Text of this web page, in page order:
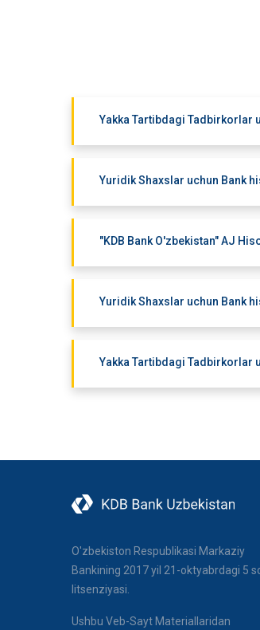
Yakka Tartibdagi Tadbirkorlar
Yuridik Shaxslar uchun Bank
"KDB Bank O'zbekistan" AJ
Yuridik Shaxslar uchun Bank
Yakka Tartibdagi Tadbirkorlar
O'zbekiston Respublikasi Markaziy
Bankining 2017 yil 21-oktyabrdagi 5
litsenziyasi.
Ushbu Veb-Sayt Materiallaridan